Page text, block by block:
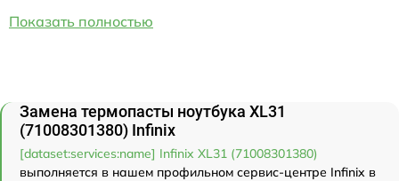
Показать полностью
Замена термопасты ноутбука XL31
(71008301380) Infinix
[dataset:services:name] Infinix XL31 (71008301380)
выполняется в нашем профильном сервис-центре Infinix в